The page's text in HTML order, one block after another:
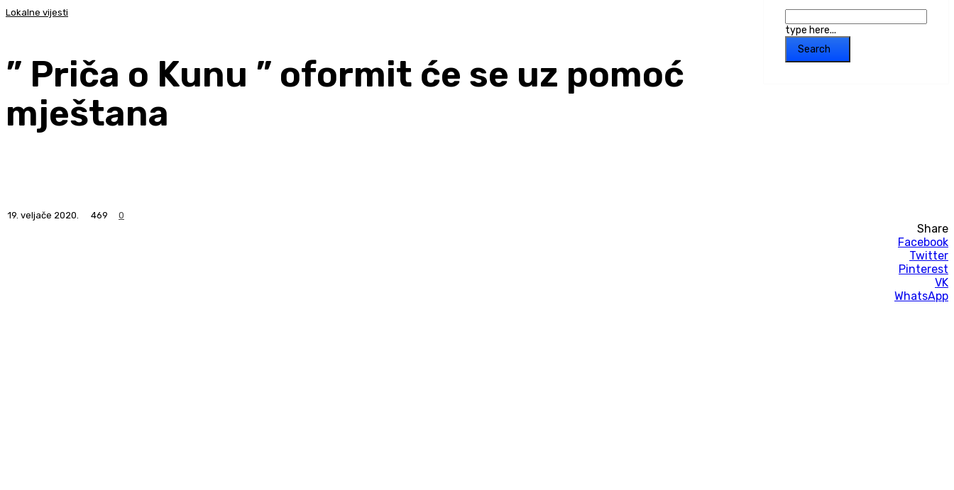
type here...
Search
Lokalne vijesti
” Priča o Kunu ” oformit će se uz pomoć
mještana
19. veljače 2020. 469 0
Share
Facebook
Twitter
Pinterest
VK
WhatsApp